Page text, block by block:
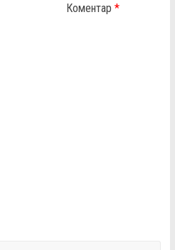
Коментар*